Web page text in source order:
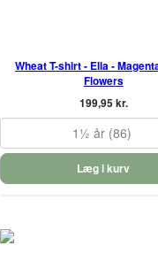
Wheat T-shirt - Ella -
Flowers
199,95 kr.
1½ år (86)
Læg i kurv